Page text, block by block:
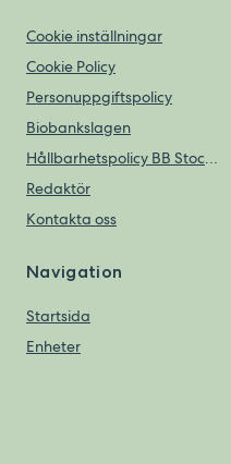
Cookie inställningar
Cookie Policy
Personuppgiftspolicy
Biobankslagen
Hållbarhetspolicy BB Stockholm
Redaktör
Kontakta oss
Navigation
Startsida
Enheter